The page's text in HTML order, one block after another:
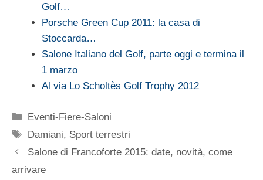
Golf…
Porsche Green Cup 2011: la casa di
Stoccarda…
Salone Italiano del Golf, parte oggi e termina il
1 marzo
Al via Lo Scholtès Golf Trophy 2012
Categorie
Eventi-Fiere-Saloni
Tag
Damiani, Sport terrestri
Salone di Francoforte 2015: date, novità, come
arrivare